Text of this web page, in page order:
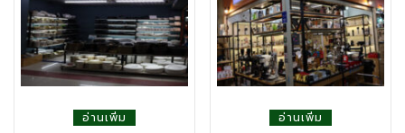
อ่านเพิ่ม อ่านเพิ่ม